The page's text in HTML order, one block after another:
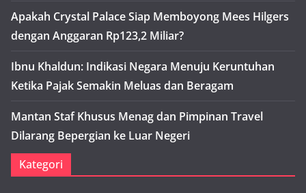
Apakah Crystal Palace Siap Memboyong Mees Hilgers
dengan Anggaran Rp123,2 Miliar?
Ibnu Khaldun: Indikasi Negara Menuju Keruntuhan
Ketika Pajak Semakin Meluas dan Beragam
Mantan Staf Khusus Menag dan Pimpinan Travel
Dilarang Bepergian ke Luar Negeri
Kategori